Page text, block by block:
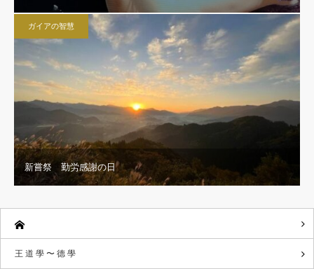
ガイアの智慧
新嘗祭 勤労感謝の日
王 道 學 〜 德 學